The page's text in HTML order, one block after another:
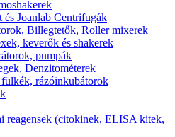
és Joanlab Centrifugák
Billegtetők, Roller mixerek
keverők és shakerek
pumpák
Denzitométerek
rázóinkubátorok
reagensek (citokinek, ELISA kitek,